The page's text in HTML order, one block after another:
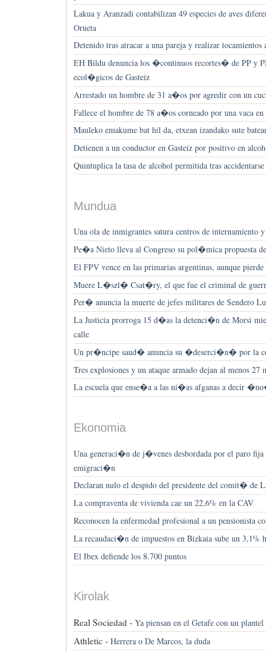
Lakua y Aranzadi contabilizan 49 especies de aves
Orueta
Detenido tras atracar a una pareja y realizar tocamientos
EH Bildu denuncia los �continuos recortes� de PP y
ecol�gicos de Gasteiz
Arrestado un hombre de 31 a�os por agredir con un
Fallece el hombre de 78 a�os corneado por una vaca
Mauleko emakume bat hil da, etxean izandako sute
Detienen a un conductor en Gasteiz por positivo en
Quintuplica la tasa de alcohol permitida tras
Mundua
Una ola de inmigrantes satura centros de internamiento
Pe�a Nieto lleva al Congreso su pol�mica propuesta
El FPV vence en las primarias argentinas, aunque
Muere L�szl� Csat�ry, el que fue el criminal de
Per� anuncia la muerte de jefes militares de Sendero
La Justicia prorroga 15 d�as la detenci�n de Morsi
calle
Un pr�ncipe saud� anuncia su �deserci�n� por la
Tres explosiones y un ataque armado dejan al menos 27
La escuela que ense�a a las ni�as afganas a decir
Ekonomia
Una generaci�n de j�venes desbordada por el paro fija
emigraci�n
Declaran nulo el despido del presidente del comit� de
La compraventa de vivienda cae un 22,6% en la CAV
Reconocen la enfermedad profesional a un pensionista
La recaudaci�n de impuestos en Bizkaia sube un 3,1%
El Ibex defiende los 8.700 puntos
Kirolak
Real Sociedad - Ya piensan en el Getafe con un
Athletic - Herrera o De Marcos, la duda